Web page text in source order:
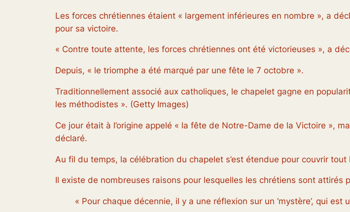
Les forces chrétiennes étaient « largement inférieures en nombre », a
pour sa victoire.
« Contre toute attente, les forces chrétiennes ont été victorieuses », a
Depuis, « le triomphe a été marqué par une fête le 7 octobre ».
Traditionnellement associé aux catholiques, le chapelet gagne en
les méthodistes ». (Getty Images)
Ce jour était à l’origine appelé « la fête de Notre-Dame de la Victoire »,
déclaré.
Au fil du temps, la célébration du chapelet s’est étendue pour couvrir
Il existe de nombreuses raisons pour lesquelles les chrétiens sont attirés
« Pour chaque décennie, il y a une réflexion sur un ‘mystère’, qui